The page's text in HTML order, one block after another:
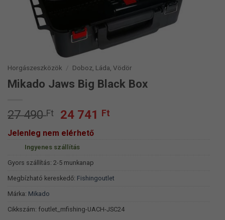
Horgászeszközök / Doboz, Láda, Vödör
Mikado Jaws Big Black Box
27 490Ft
Original
price
was:
27
490 Ft.
24 741 Ft
Jelenleg nem elérhető
Ingyenes szállítás
Gyors szállítás: 2-5 munkanap
Megbízható kereskedő: Fishingoutlet
Márka: Mikado
Cikkszám: foutlet_mfishing-UACH-JSC24